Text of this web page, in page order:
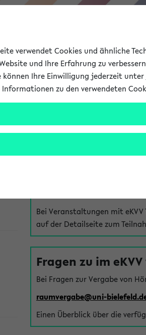
Forschung
Hilfe &
Bei Veranstaltungen mit
auf der Detailseite zum
Fragen zu im
Bei Fragen zur Vergabe von
raumvergabe@uni-
Einen Überblick über die
verwendet Cookies und ähnliche
und Ihre Erfahrung zu
können Ihre Einwilligung jederzeit unter
zu den verwendeten